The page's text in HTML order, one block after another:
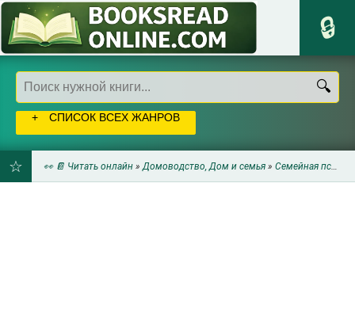
СПИСОК ВСЕХ ЖАНРОВ
👀 📔 Читать онлайн »Домоводство, Дом и семья » Семейная психология